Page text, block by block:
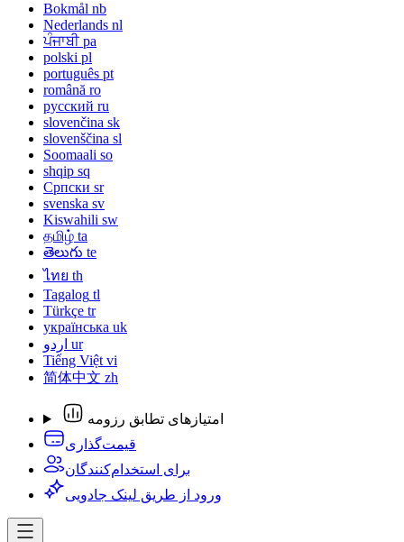
Bokmål nb
Nederlands nl
ਪੰਜਾਬੀ pa
polski pl
português pt
română ro
русский ru
slovenčina sk
slovenščina sl
Soomaali so
shqip sq
Српски sr
svenska sv
Kiswahili sw
தமிழ் ta
తెలుగు te
ไทย th
Tagalog tl
Türkçe tr
українська uk
اردو ur
Tiếng Việt vi
简体中文 zh
امتیازهای تطابق رزومه
قیمت‌گذاری
برای استخدام‌کنندگان
ورود از طریق لینک جادویی